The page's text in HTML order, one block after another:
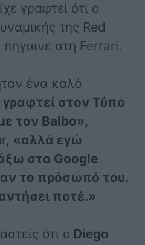
γραφτεί ότι ο
της Red
στη Ferrari.
ένα καλό
γραφτεί στον Τύπο
τον Balbo»,
«αλλά εγώ
στο Google
το πρόσωπό του.
ποτέ.»
ότι ο Diego